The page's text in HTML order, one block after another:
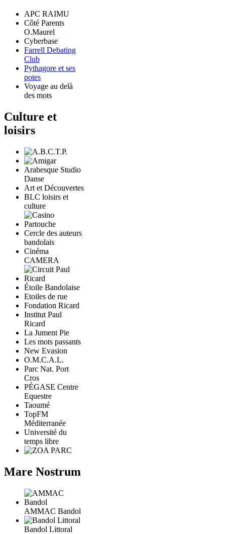
APC RAIMU
Côté Parents
O.Maurel
Cyberbase
Farrell Debating
Club
Pythagore et ses
potes
Voyage au delà
des mots
Culture et
loisirs
Arabesque Studio
Danse
Art et Découvertes
BLC loisirs et
culture
Cercle des auteurs
bandolais
Cinéma
CAMERA
Étoile Bandolaise
Etoiles de rue
Fondation Ricard
Institut Paul
Ricard
La Jument Pie
Les mots passants
New Evasion
O.M.C.A.L.
Parc Nat. Port
Cros
PÉGASE Centre
Equestre
Taoumé
TopFM
Méditerranée
Université du
temps libre
Mare Nostrum
AMMAC Bandol
Bandol Littoral